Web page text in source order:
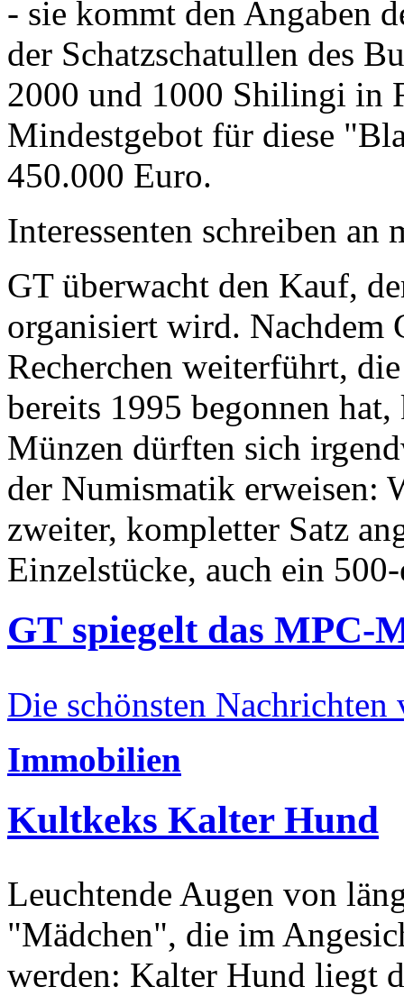
- sie kommt den Angaben
der Schatzschatullen des
2000 und 1000 Shilingi in
Mindestgebot für diese
450.000 Euro.
Interessenten schreiben
GT überwacht den Kauf,
organisiert wird. Nachdem
Recherchen weiterführt,
bereits 1995 begonnen
Münzen dürften sich
der Numismatik erweisen:
zweiter, kompletter Satz
Einzelstücke, auch ein
GT spiegelt das MPC-
Die schönsten Nachrichten
Immobilien
Kultkeks Kalter Hund
Leuchtende Augen von
"Mädchen", die im
werden: Kalter Hund liegt